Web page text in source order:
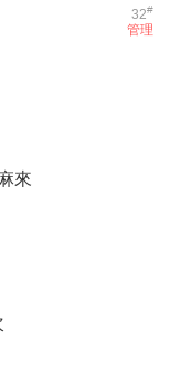
32#
管理
來